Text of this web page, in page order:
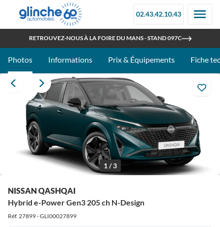
02.43.42.10.43
RETROUVEZ-NOUS À LA FOIRE DU MANS - STAND 097C
OUVERT TOUT L'ÉTÉ
Photos Informations Prix & Équipements Fiche
1 / 3
NISSAN QASHQAI
Hybrid e-Power Gen3 205 ch N-Design
Réf. 27899 - GLI00027899